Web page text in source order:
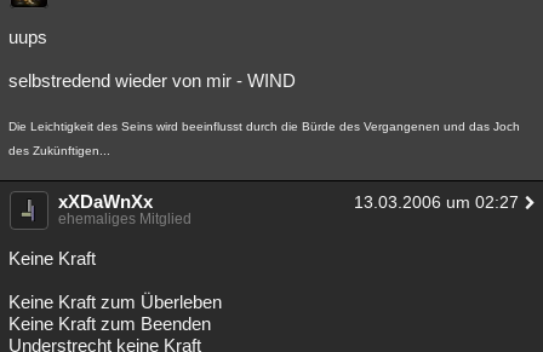
uups
selbstredend wieder von mir - WIND
Die Leichtigkeit des Seins wird beeinflusst durch die Bürde des Vergangenen und das Joch
des Zukünftigen...
xXDaWnXx 13.03.2006 um 02:27
ehemaliges Mitglied
Keine Kraft
Keine Kraft zum Überleben
Keine Kraft zum Beenden
Understrecht keine Kraft